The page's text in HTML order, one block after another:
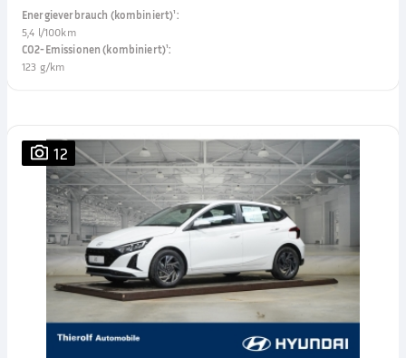
Energieverbrauch (kombiniert)¹:
5,4 l/100km
CO2-Emissionen (kombiniert)¹:
123 g/km
12